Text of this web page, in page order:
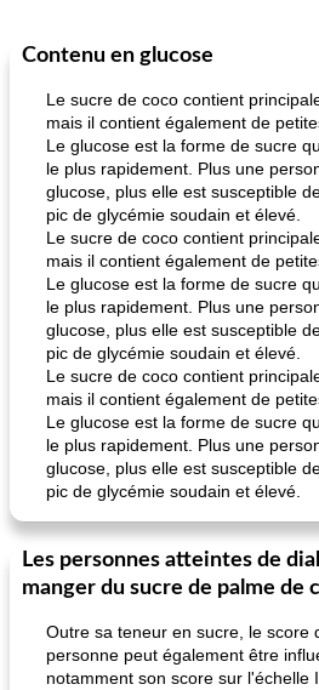
Contenu en glucose
Le sucre de coco contient
mais il contient également de
Le glucose est la forme de sucre
le plus rapidement. Plus une
glucose, plus elle est susceptible
pic de glycémie soudain et élevé.
Le sucre de coco contient
mais il contient également de
Le glucose est la forme de sucre
le plus rapidement. Plus une
glucose, plus elle est susceptible
pic de glycémie soudain et élevé.
Le sucre de coco contient
mais il contient également de
Le glucose est la forme de sucre
le plus rapidement. Plus une
glucose, plus elle est susceptible
pic de glycémie soudain et élevé.
Les personnes atteintes de
manger du sucre de palme de
Outre sa teneur en sucre, le score
personne peut également être
notamment son score sur l'échelle